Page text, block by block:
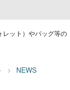
レット）やバッグ等の
NEWS